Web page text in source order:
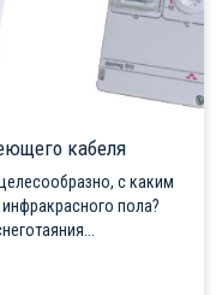
кабеля
с каким
пола?